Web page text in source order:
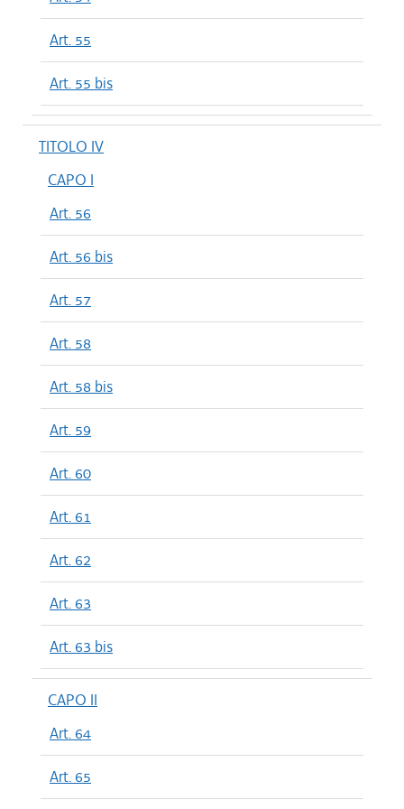
Art. 55
Art. 55 bis
TITOLO IV
CAPO I
Art. 56
Art. 56 bis
Art. 57
Art. 58
Art. 58 bis
Art. 59
Art. 60
Art. 61
Art. 62
Art. 63
Art. 63 bis
CAPO II
Art. 64
Art. 65